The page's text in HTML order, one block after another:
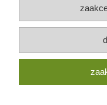
Formy